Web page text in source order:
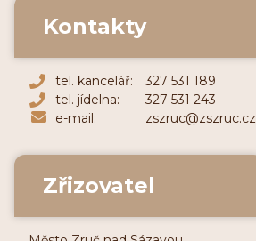
Kontakty
tel. kancelář:
327 531 189
tel. jídelna:
327 531 243
e-mail:
zszruc@zszruc.cz
Zřizovatel